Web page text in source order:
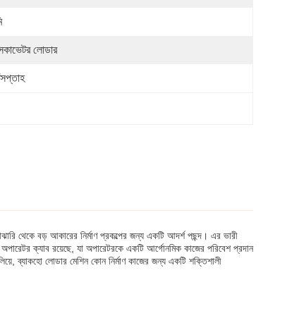
লোডার
থেকে বড় আকারের নির্মাণ প্রকল্পের জন্য একটি আদর্শ পছন্দ। এর ভারী
ক্যাব রয়েছে, যা অপারেটরকে একটি আর্গোনমিক কাজের পরিবেশ প্রদান
ব্যাকহো লোডার মেশিন কোন নির্মাণ কাজের জন্য একটি শক্তিশালী